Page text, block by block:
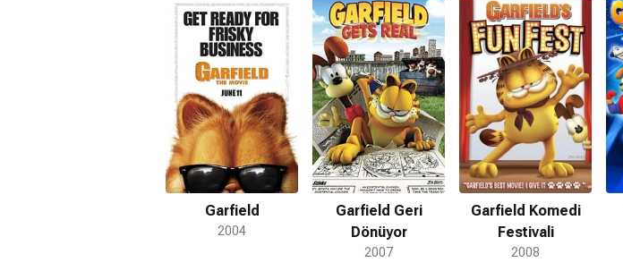
Garfield
2004
Garfield Geri
Dönüyor
2007
Garfield Komedi
Festivali
2008